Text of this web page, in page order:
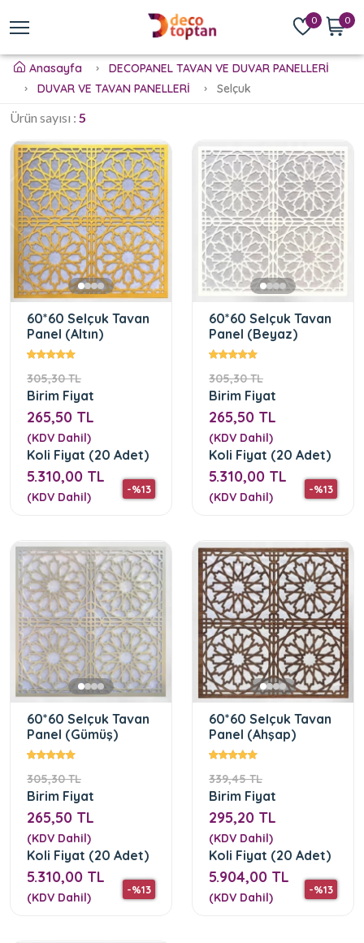
0 0
Anasayfa
DECOPANEL TAVAN VE DUVAR PANELLERİ
DUVAR VE TAVAN PANELLERİ
Selçuk
Ürün sayısı : 5
60*60 Selçuk Tavan
Panel (Altın)
305,30 TL
-%13
Birim Fiyat
265,50 TL
(KDV Dahil)
Koli Fiyat (20 Adet)
5.310,00 TL
(KDV Dahil)
60*60 Selçuk Tavan
Panel (Beyaz)
305,30 TL
-%13
Birim Fiyat
265,50 TL
(KDV Dahil)
Koli Fiyat (20 Adet)
5.310,00 TL
(KDV Dahil)
60*60 Selçuk Tavan
Panel (Gümüş)
305,30 TL
-%13
Birim Fiyat
265,50 TL
(KDV Dahil)
Koli Fiyat (20 Adet)
5.310,00 TL
(KDV Dahil)
60*60 Selçuk Tavan
Panel (Ahşap)
339,45 TL
-%13
Birim Fiyat
295,20 TL
(KDV Dahil)
Koli Fiyat (20 Adet)
5.904,00 TL
(KDV Dahil)